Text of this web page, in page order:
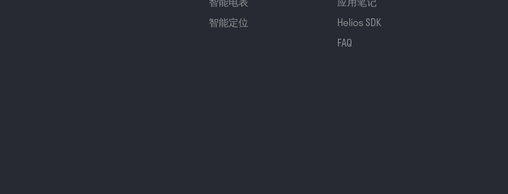
智能定位
Helios SDK
FAQ